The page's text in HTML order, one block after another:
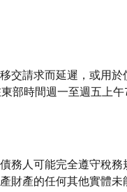
交請求而延遲，或用
部時間週一至週五上午
務人可能完全遵守稅務
財產的任何其他實體